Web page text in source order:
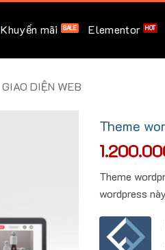
Khuyến mãi Elementor
GIAO DIỆN WEB
Theme
Theme
wordpress